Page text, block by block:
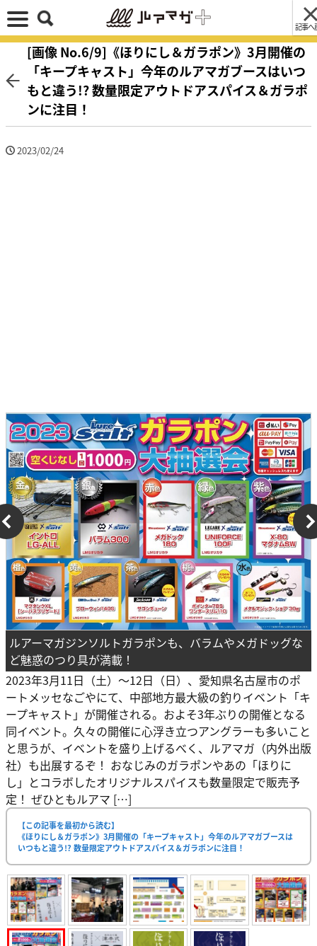
記事へ
[画像 No.6/9]《ほりにし＆ガラポン》3月開催の
「キープキャスト」今年のルアマガブースはいつ
もと違う!? 数量限定アウトドアスパイス＆ガラポ
ンに注目！
2023/02/24
ルアーマガジンソルトガラポンも、バラムやメガドッグな
ど魅惑のつり具が満載！
2023年3月11日（土）〜12日（日）、愛知県名古屋市のポ
ートメッセなごやにて、中部地方最大級の釣りイベント「キ
ープキャスト」が開催される。およそ3年ぶりの開催となる
同イベント。久々の開催に心浮き立つアングラーも多いこと
と思うが、イベントを盛り上げるべく、ルアマガ（内外出版
社）も出展するぞ！ おなじみのガラポンやあの「ほりに
し」とコラボしたオリジナルスパイスも数量限定で販売予
定！ ぜひともルアマ […]
【この記事を最初から読む】
《ほりにし＆ガラポン》3月開催の「キープキャスト」今年のルアマガブースは
いつもと違う!? 数量限定アウトドアスパイス＆ガラポンに注目！